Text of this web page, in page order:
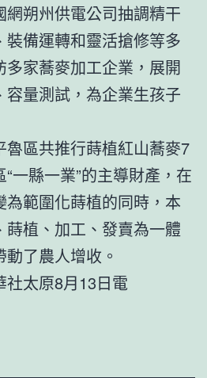
朔州供電公司抽調精干
備運轉和靈活搶修等多
家蕎麥加工企業，展開
量測試，為企業生孩子
區共推行蒔植紅山蕎麥7
一縣一業”的主導財產，在
範圍化蒔植的同時，本
植、加工、發賣為一體
了農人增收。
社太原8月13日電